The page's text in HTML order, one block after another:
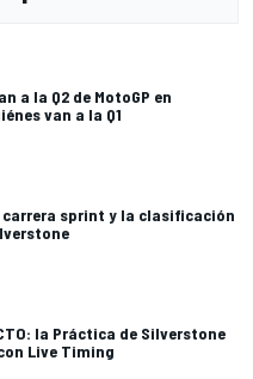
a la Q2 de MotoGP en
van a la Q1
carrera sprint y la clasificación
la Práctica de Silverstone
Live Timing